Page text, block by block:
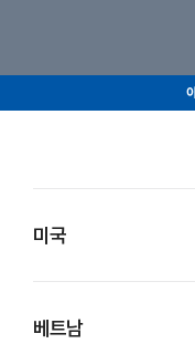
미국
베트남